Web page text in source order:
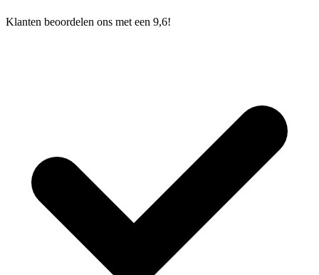
Klanten beoordelen ons met een 9,6!